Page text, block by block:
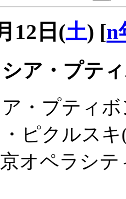
12日(土) [n
ア・プテ
・プティボ
ピクルスキ
オペラシ